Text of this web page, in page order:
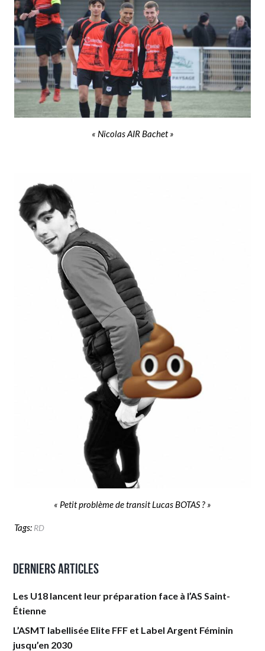
« Nicolas AIR Bachet »
« Petit problème de transit Lucas BOTAS ? »
Tags: RD
Derniers articles
Les U18 lancent leur préparation face à l’AS Saint-
Étienne
L’ASMT labellisée Elite FFF et Label Argent Féminin
jusqu’en 2030